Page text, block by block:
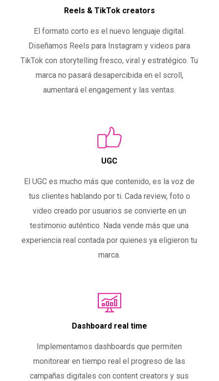
Reels & TikTok creators
El formato corto es el nuevo lenguaje digital.
Diseñamos Reels para Instagram y videos para
TikTok con storytelling fresco, viral y estratégico. Tu
marca no pasará desapercibida en el scroll,
aumentará el engagement y las ventas.
UGC
El UGC es mucho más que contenido, es la voz de
tus clientes hablando por ti. Cada review, foto o
video creado por usuarios se convierte en un
testimonio auténtico. Nada vende más que una
experiencia real contada por quienes ya eligieron tu
marca.
Dashboard real time
Implementamos dashboards que permiten
monitorear en tiempo real el progreso de las
campañas digitales con content creators y sus